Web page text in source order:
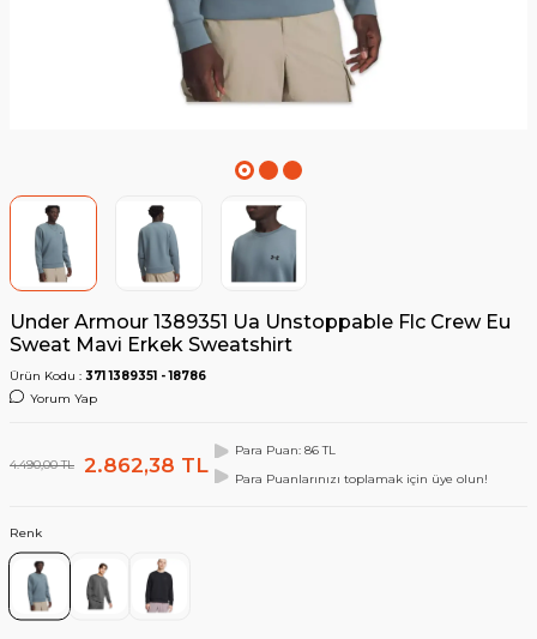
Under Armour 1389351 Ua Unstoppable Flc Crew Eu
Sweat Mavi Erkek Sweatshirt
Ürün Kodu : 371 1389351 - 18786
Yorum Yap
4.490,00TL 2.862,38 TL
Para Puan: 86 TL
Para Puanlarınızı toplamak için üye olun!
Renk